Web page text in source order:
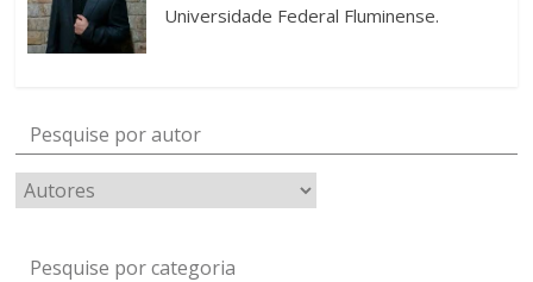
Universidade Federal Fluminense.
Pesquise por autor
Pesquise por categoria